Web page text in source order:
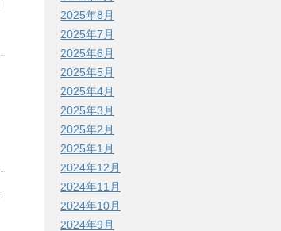
2025年8月
2025年7月
2025年6月
2025年5月
2025年4月
2025年3月
2025年2月
2025年1月
2024年12月
2024年11月
2024年10月
2024年9月